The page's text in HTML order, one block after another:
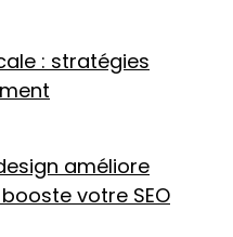
: stratégies
améliore
votre SEO